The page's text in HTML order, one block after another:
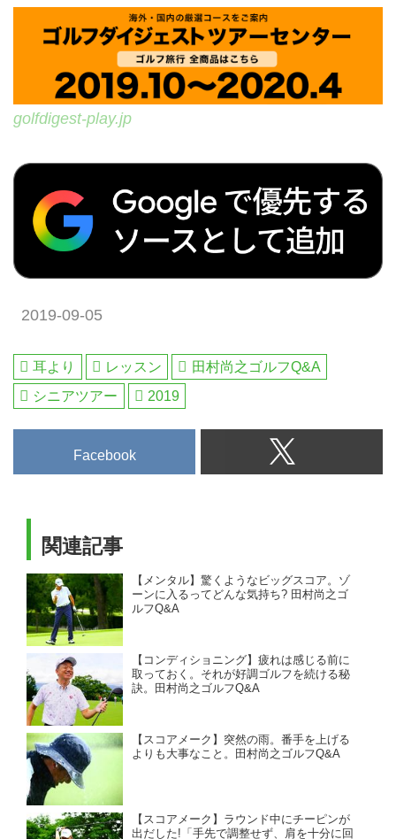
golfdigest-play.jp
2019-09-05
耳より レッスン
田村尚之ゴルフQ&A
シニアツアー
2019
Facebook
関連記事
【メンタル】驚くようなビッグスコア。ゾ
ーンに入るってどんな気持ち? 田村尚之ゴ
ルフQ&A
【コンディショニング】疲れは感じる前に
取っておく。それが好調ゴルフを続ける秘
訣。田村尚之ゴルフQ&A
【スコアメーク】突然の雨。番手を上げる
よりも大事なこと。田村尚之ゴルフQ&A
【スコアメーク】ラウンド中にチーピンが
出だした!「手先で調整せず、肩を十分に回